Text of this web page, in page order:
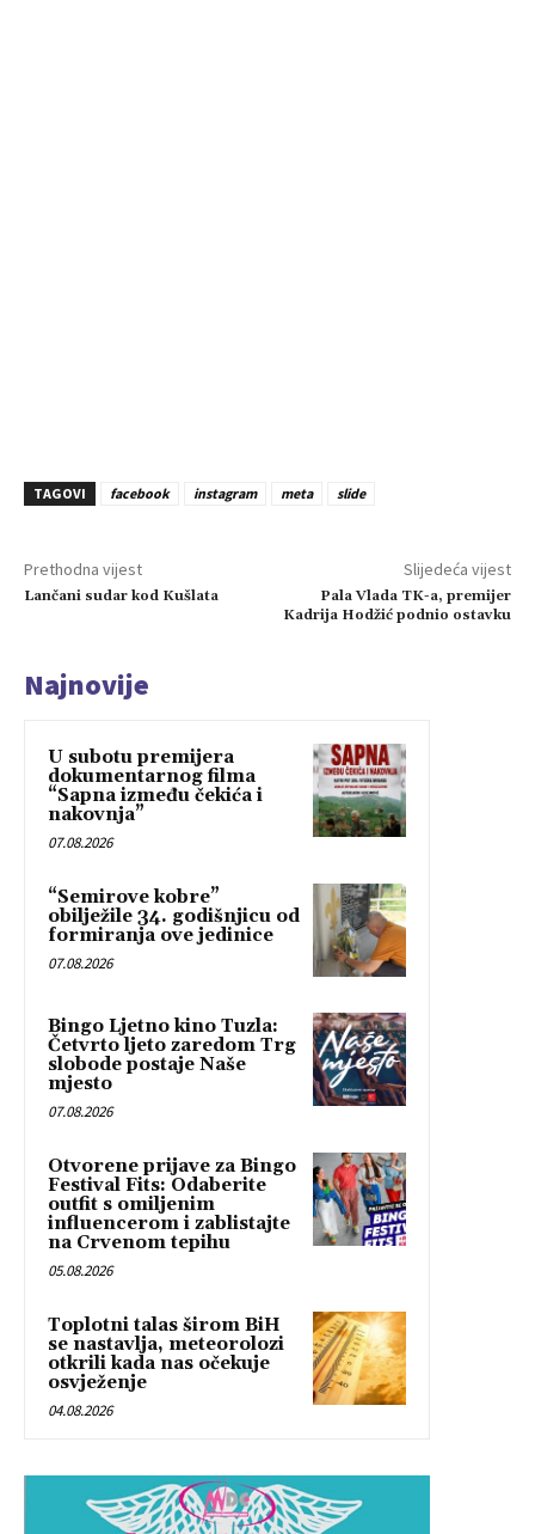
TAGOVI facebook instagram meta slide
Prethodna vijest
Lančani sudar kod Kušlata
Slijedeća vijest
Pala Vlada TK-a, premijer
Kadrija Hodžić podnio ostavku
Najnovije
U subotu premijera
dokumentarnog filma
“Sapna između čekića i
nakovnja”
07.08.2026
“Semirove kobre”
obilježile 34. godišnjicu od
formiranja ove jedinice
07.08.2026
Bingo Ljetno kino Tuzla:
Četvrto ljeto zaredom Trg
slobode postaje Naše
mjesto
07.08.2026
Otvorene prijave za Bingo
Festival Fits: Odaberite
outfit s omiljenim
influencerom i zablistajte
na Crvenom tepihu
05.08.2026
Toplotni talas širom BiH
se nastavlja, meteorolozi
otkrili kada nas očekuje
osvježenje
04.08.2026